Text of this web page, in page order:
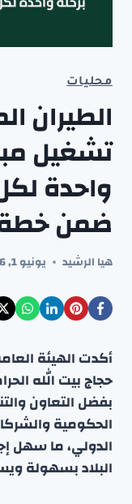
محليات
الطيران
واحدة
ضمن خطة
هيا الرشيد يونيو 1, 2026
أكدت الهيئة
بفضل التعاون
الحكومية
الدولي، ما سهل
البلاد بسهولة